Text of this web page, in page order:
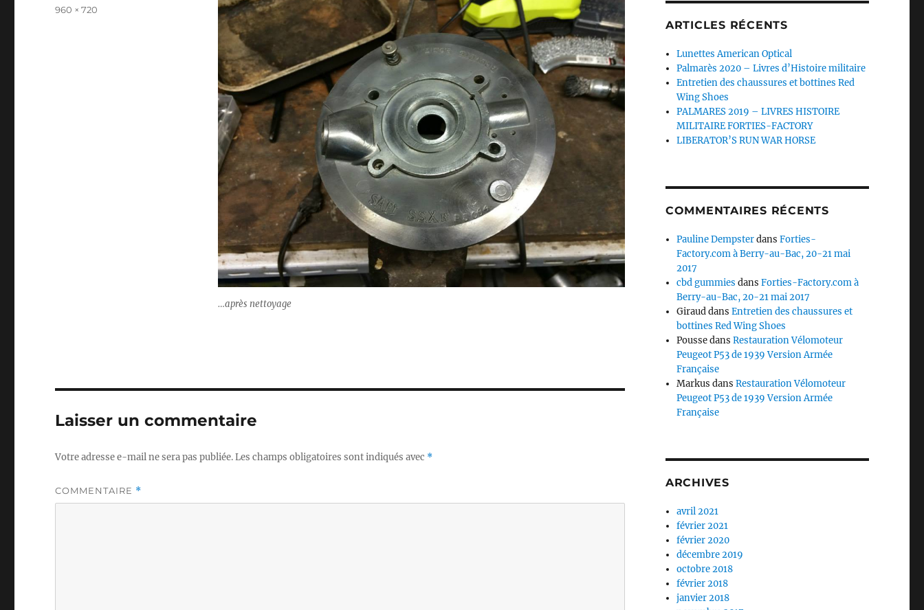
…après nettoyage
Taille
960 × 720
Laisser un commentaire
Votre adresse e-mail ne sera pas publiée.Les champs obligatoires sont indiqués avec *
COMMENTAIRE *
ARTICLES RÉCENTS
Lunettes American Optical
Palmarès 2020 – Livres d’Histoire militaire
Entretien des chaussures et bottines Red
Wing Shoes
PALMARES 2019 – LIVRES HISTOIRE
MILITAIRE FORTIES-FACTORY
LIBERATOR’S RUN WAR HORSE
COMMENTAIRES RÉCENTS
Pauline DempsterdansForties-
Factory.com à Berry-au-Bac, 20-21 mai
2017
cbd gummies dansForties-Factory.com à
Berry-au-Bac, 20-21 mai 2017
GirauddansEntretien des chaussures et
bottines Red Wing Shoes
PoussedansRestauration Vélomoteur
Peugeot P53 de 1939 Version Armée
Française
Markus dansRestauration Vélomoteur
Peugeot P53 de 1939 Version Armée
Française
ARCHIVES
avril 2021
février 2021
février 2020
décembre 2019
octobre 2018
février 2018
janvier 2018